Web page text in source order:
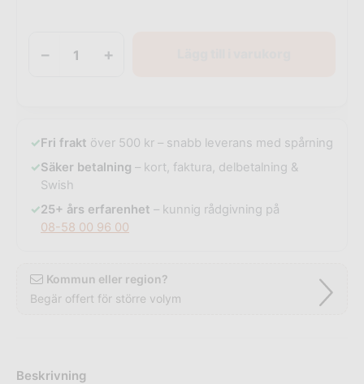
− +
✓Fri frakt över 500 kr – snabb leverans med spårning
✓Säker betalning – kort, faktura, delbetalning &
Swish
✓25+ års erfarenhet – kunnig rådgivning på
08-58 00 96 00
Kommun eller region?
Begär offert för större volym
Beskrivning